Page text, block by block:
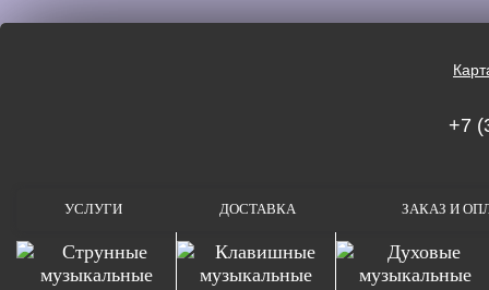
+7
УСЛУГИ ДОСТАВКА ЗАКАЗ И